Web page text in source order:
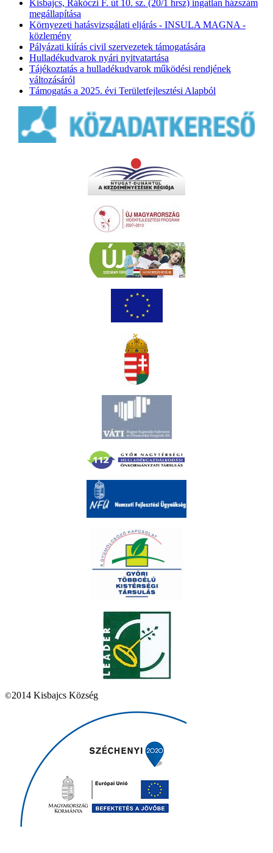
Kisbajcs, Rákóczi F. út 10. sz. (20/1 hrsz) ingatlan házszám
megállapítása
Környezeti hatásvizsgálati eljárás - INSULA MAGNA -
közlemény
Pályázati kiírás civil szervezetek támogatására
Hulladékudvarok nyári nyitvatartása
Tájékoztatás a hulladékudvarok működési rendjének
változásáról
Támogatás a 2025. évi Területfejlesztési Alapból
©2014 Kisbajcs Község